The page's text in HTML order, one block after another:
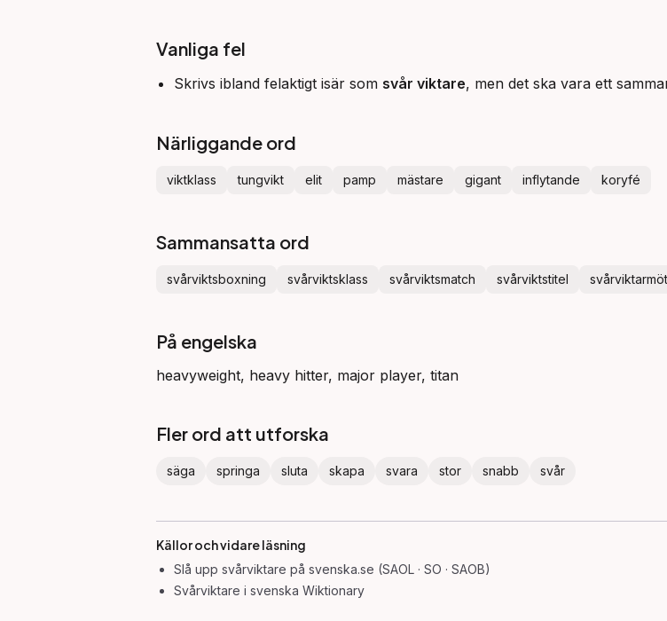
Vanliga fel
Skrivs ibland felaktigt isär som svår viktare, men det ska vara ett
Närliggande ord
viktklass tungvikt elit pamp mästare gigant inflytande koryfé
Sammansatta ord
svårviktsboxning svårviktsklass svårviktsmatch svårviktstitel
På engelska
heavyweight, heavy hitter, major player, titan
Fler ord att utforska
säga springa sluta skapa svara stor snabb svår
Källor och vidare läsning
Slå upp svårviktare på svenska.se (SAOL · SO · SAOB)
Svårviktare i svenska Wiktionary